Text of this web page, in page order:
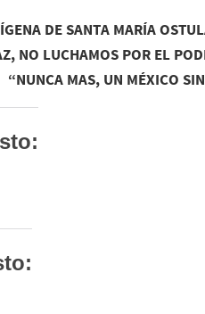
DE SANTA MARÍA
NO LUCHAMOS POR EL
“NUNCA MAS, UN MÉXICO